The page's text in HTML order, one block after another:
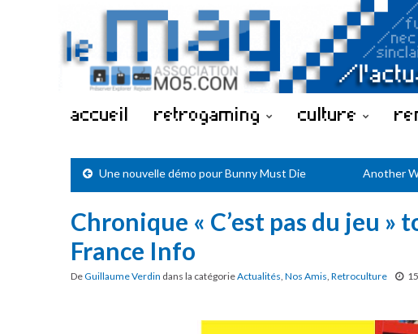
accueil retrogaming culture
Une nouvelle démo pour Bunny Must Die Another
Chronique « C’est pas du jeu »
France Info
DeGuillaume Verdin dans la catégorieActualités, Nos Amis, Retroculture